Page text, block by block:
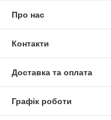
Про нас
Контакти
Доставка та оплата
Графік роботи